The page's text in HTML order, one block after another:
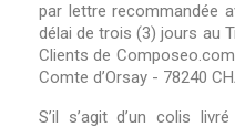
par lettre recommandée
délai de trois (3) jours au
Clients de
Comte d’Orsay - 78240
S’il s’agit d’un colis